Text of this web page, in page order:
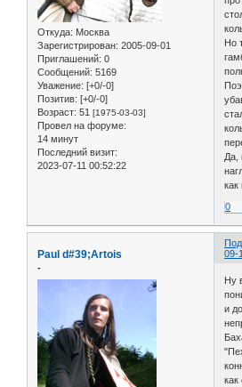
Откуда: Москва
Зарегистрирован: 2005-09-01
Приглашений: 0
Сообщений: 5169
Уважение: [+0/-0]
Позитив: [+0/-0]
Возраст: 51 [1975-03-03]
Провел на форуме:
14 минут
Последний визит:
2023-07-11 00:52:22
Но
Да,
как
0
09-
Paul d#39;Artois
-
Ну
и
как